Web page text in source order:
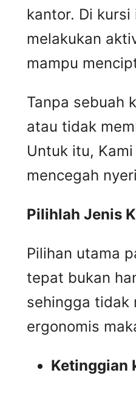
kantor. Di
melakukan
mampu
Tanpa sebuah
atau tidak
Untuk itu,
mencegah
Pilihlah Jenis
Pilihan utama
tepat bukan
sehingga tidak
ergonomis
Ketinggian